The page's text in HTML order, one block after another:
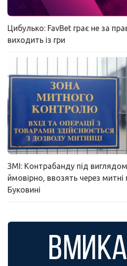
Цибулько: FavBet грає не за
виходить із гри
ЗМІ: Контрабанду під
ймовірно, ввозять через
Буковині